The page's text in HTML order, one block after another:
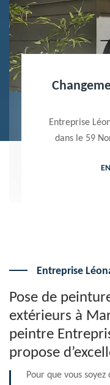
Peintre
Entreprise
pavé.
Entreprise
Pose de
extérieurs à
peintre
propose
Pour que vous